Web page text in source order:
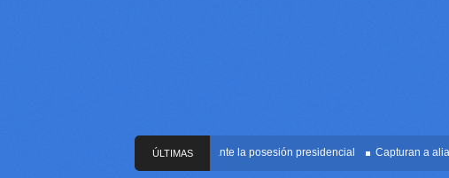
ÚLTIMAS
bomba que iba dirigido contra Cali durante la posesión presidencial Capturan a alias